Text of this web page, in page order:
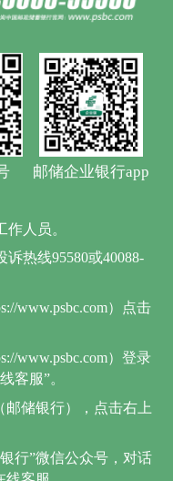
邮储企业银行app
人员。
热线95580或40088-
www.psbc.com）点击
www.psbc.com）登录
客服”。
邮储银行），点击右上
行”微信公众号，对话